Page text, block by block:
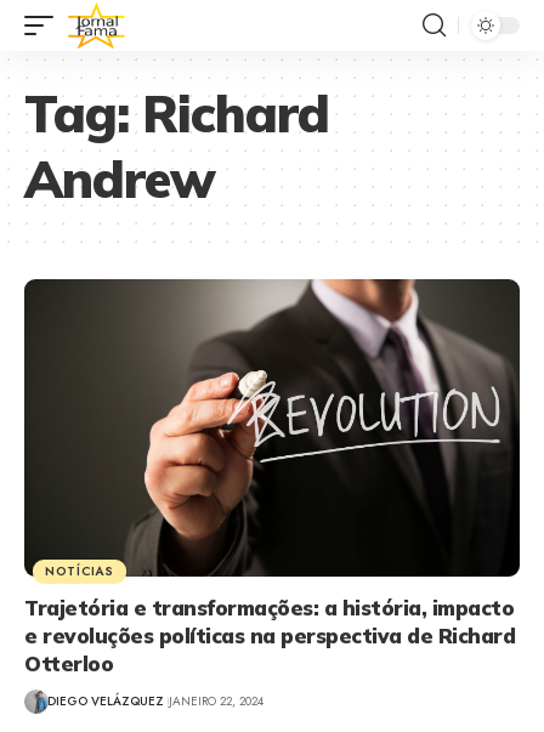
Tag:Richard
Andrew
NOTÍCIAS
Trajetória e transformações: a história, impacto
e revoluções políticas na perspectiva de Richard
Otterloo
DIEGO VELÁZQUEZ JANEIRO 22, 2024